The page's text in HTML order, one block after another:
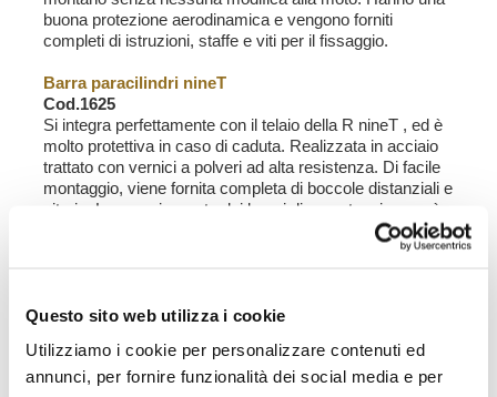
Questo sito web utilizza i cookie
Utilizziamo i cookie per personalizzare contenuti ed
annunci, per fornire funzionalità dei social media e per
buona protezione aerodinamica e vengono forniti
completi di istruzioni, staffe e viti per il fissaggio.
Barra paracilindri nineT
Cod.1625
Si integra perfettamente con il telaio della R nineT , ed è
molto protettiva in caso di caduta. Realizzata in acciaio
trattato con vernici a polveri ad alta resistenza. Di facile
montaggio, viene fornita completa di boccole distanziali e
viteria. La maggior parte dei lavori di manutenzione può
essere eseguita senza lo smontaggio della barra.
Parafango posteriore in ABS, completo di tutto il
il design della moto. Si puo' montare anche con la sella
originale, sia con telaio passeggero che senza.